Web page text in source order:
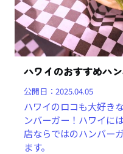
ハワイのおすすめハ
公開日：2025.04.05
ハワイのロコも大好き
ンバーガー！ハワイに
店ならではのハンバー
ます。